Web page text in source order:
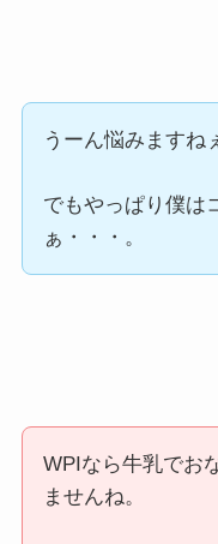
うーん悩みますね
でもやっぱり僕は
ぁ・・・。
WPIなら牛乳でお
ませんね。